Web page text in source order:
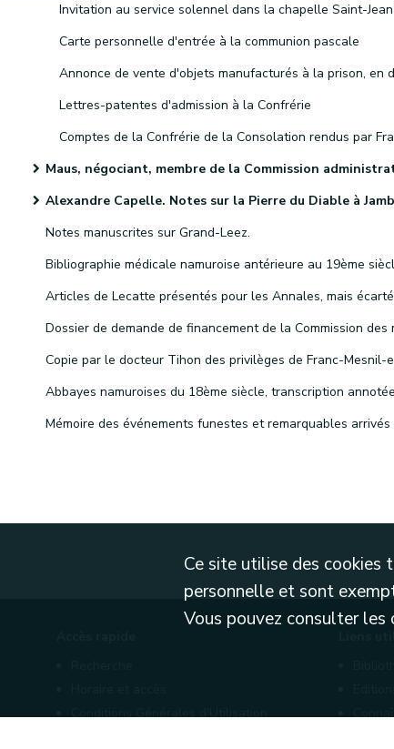
Carte personnelle d'entrée à la communion pascale
Lettres-patentes d'admission à la Confrérie
Maus, négociant, membre de la Commission administrative des hospices de
Alexandre Capelle. Notes sur la Pierre du Diable à Jambes et le culte de saint Martin.
Notes manuscrites sur Grand-Leez.
Articles de Lecatte présentés pour les Annales, mais
Conditions Générales d'Utilisation
Ce site utilise des cookies
personnelle et sont
Vous pouvez consulter les